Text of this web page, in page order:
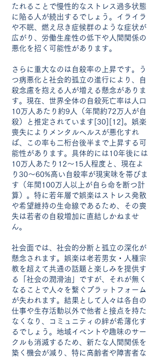
たれることで慢性的なストレス過多状態
に陥る人が続出するでしょう。イライラ
や不眠、燃え尽き症候群のような症状が
広がり、労働生産性の低下や人間関係の
悪化を招く可能性があります。
さらに重大なのは自殺率の上昇です。う
つ病悪化と社会的孤立の進行により、自
殺念慮を抱える人が増える懸念がありま
す。現在、世界全体の自殺死亡率は人口
10万人あたり約9人（年間約72万人が自
殺）と推定されています[30][12]。娯楽
喪失によりメンタルヘルスが悪化すれ
ば、この率も二桁台後半まで上昇する可
能性があります。具体的には10年後には
10万人あたり12～15人程度と、現在よ
り30～60%高い自殺率が現実味を帯びま
す（年間100万人以上が自ら命を断つ計
算）。特に若年層で娯楽はストレス発散
や希望維持の生命線であるため、その喪
失は若者の自殺増加に直結しかねませ
ん。
社会面では、社会的分断と孤立の深化が
懸念されます。娯楽は老若男女・人種宗
教を超えて共通の話題と楽しみを提供す
る「社会の潤滑油」ですが、それが無く
なることで人々を繋ぐプラットフォーム
が失われます。結果として人々は各自の
仕事や生存活動以外で他者と接点を持た
なくなり、コミュニティの絆が希薄化す
るでしょう。地域イベントや趣味のサー
クルも消滅するため、新たな人間関係を
築く機会が減り、特に高齢者や障害者な